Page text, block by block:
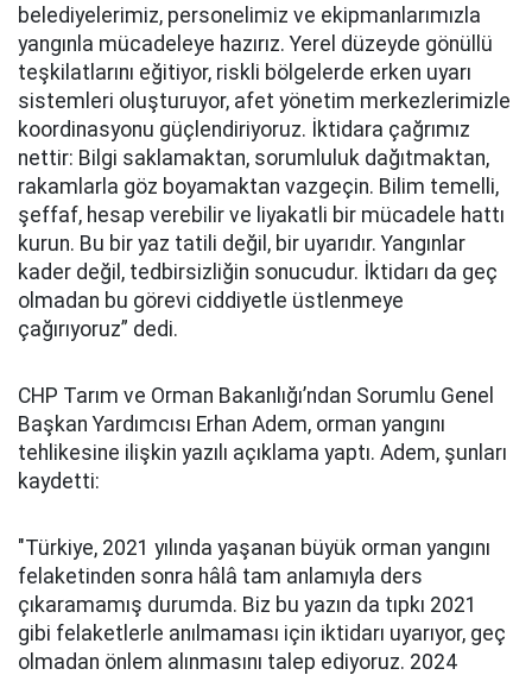
belediyelerimiz, personelimiz ve ekipmanlarımızla
yangınla mücadeleye hazırız. Yerel düzeyde gönüllü
teşkilatlarını eğitiyor, riskli bölgelerde erken uyarı
sistemleri oluşturuyor, afet yönetim merkezlerimizle
koordinasyonu güçlendiriyoruz. İktidara çağrımız
nettir: Bilgi saklamaktan, sorumluluk dağıtmaktan,
rakamlarla göz boyamaktan vazgeçin. Bilim temelli,
şeffaf, hesap verebilir ve liyakatli bir mücadele hattı
kurun. Bu bir yaz tatili değil, bir uyarıdır. Yangınlar
kader değil, tedbirsizliğin sonucudur. İktidarı da geç
olmadan bu görevi ciddiyetle üstlenmeye
çağırıyoruz” dedi.
CHP Tarım ve Orman Bakanlığı’ndan Sorumlu Genel
Başkan Yardımcısı Erhan Adem, orman yangını
tehlikesine ilişkin yazılı açıklama yaptı. Adem, şunları
kaydetti:
"Türkiye, 2021 yılında yaşanan büyük orman yangını
felaketinden sonra hâlâ tam anlamıyla ders
çıkaramamış durumda. Biz bu yazın da tıpkı 2021
gibi felaketlerle anılmaması için iktidarı uyarıyor, geç
olmadan önlem alınmasını talep ediyoruz. 2024